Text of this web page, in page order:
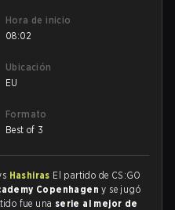
Hora de inicio
08:02
Ubicación
EU
Formato
Best of 3
Hashiras El partido de CS:GO
Copenhageny se jugó
fue una serie al mejor de